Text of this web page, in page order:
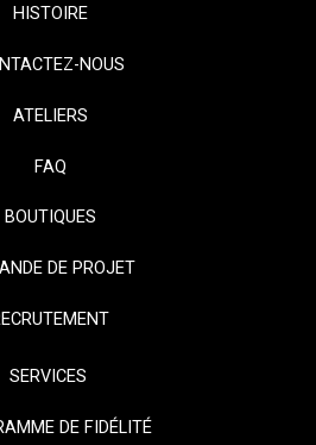
HISTOIRE
NOUS
ATELIERS
FAQ
BOUTIQUES
DE PROJET
SERVICES
DE FIDÉLITÉ